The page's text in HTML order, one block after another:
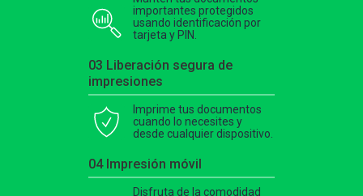
importantes protegidos
usando identificación por
tarjeta y PIN.
03 Liberación segura de
impresiones
Imprime tus documentos
cuando lo necesites y
desde cualquier dispositivo.
04 Impresión móvil
Disfruta de la comodidad